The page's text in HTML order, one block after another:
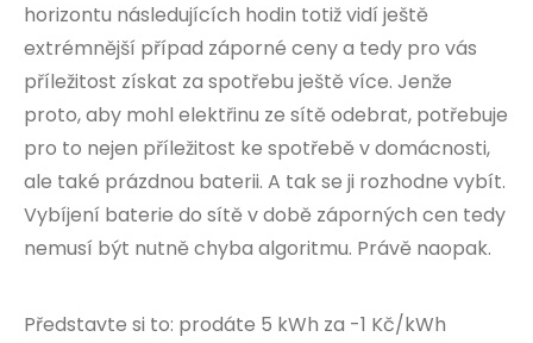
horizontu následujících hodin totiž vidí ještě
extrémnější případ záporné ceny a tedy pro vás
příležitost získat za spotřebu ještě více. Jenže
proto, aby mohl elektřinu ze sítě odebrat, potřebuje
pro to nejen příležitost ke spotřebě v domácnosti,
ale také prázdnou baterii. A tak se ji rozhodne vybít.
Vybíjení baterie do sítě v době záporných cen tedy
nemusí být nutně chyba algoritmu. Právě naopak.
Představte si to: prodáte 5 kWh za -1 Kč/kWh